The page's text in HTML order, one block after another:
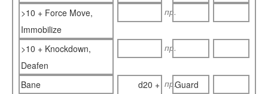
>10 + Force Move,
Immobilize
пр.
>10 + Knockdown,
Deafen
пр.
Bane
d20 + пр.Guard